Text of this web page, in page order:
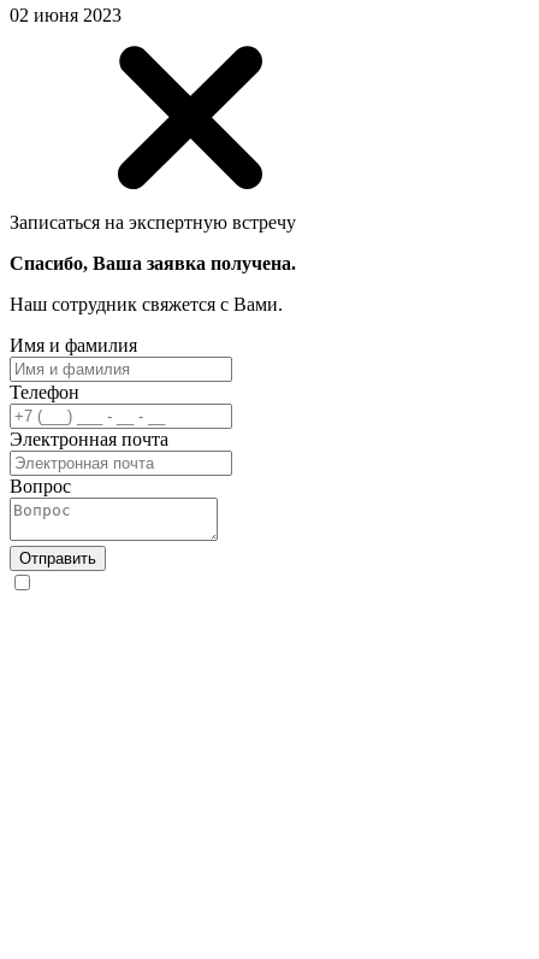
02 июня 2023
Записаться на экспертную встречу
Спасибо, Ваша заявка получена.
Наш сотрудник свяжется с Вами.
Имя и фамилия
Телефон
Электронная почта
Вопрос
Отправить